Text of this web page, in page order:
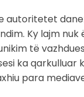
autoritetet
Ky lajm
të
ka
para